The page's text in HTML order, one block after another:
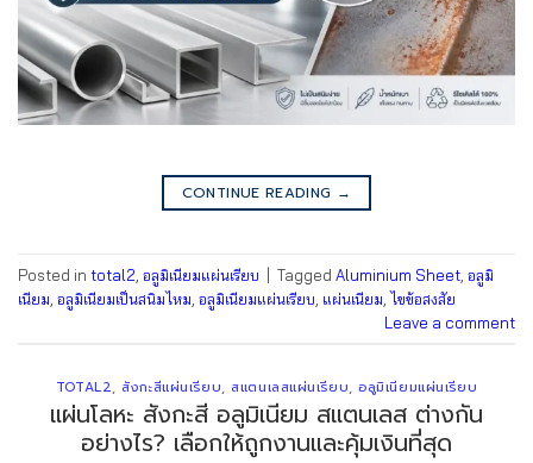
CONTINUE READING →
Posted in total2 อลูมิเนียมแผ่นเรียบ Tagged Aluminium Sheet อลูมิ
เนียม อลูมิเนียมเป็นสนิมไหม อลูมิเนียมแผ่นเรียบ แผ่นเนียม ไขข้อสงสัย
Leave a comment
TOTAL2, สังกะสีแผ่นเรียบ, สแตนเลสแผ่นเรียบ,อลูมิเนียมแผ่นเรียบ
แผ่นโลหะ สังกะสี อลูมิเนียม สแตนเลส ต่างกัน
อย่างไร? เลือกให้ถูกงานและคุ้มเงินที่สุด